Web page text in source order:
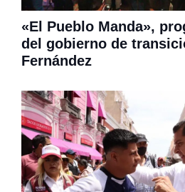
«El Pueblo Manda»,
del gobierno de
Fernández